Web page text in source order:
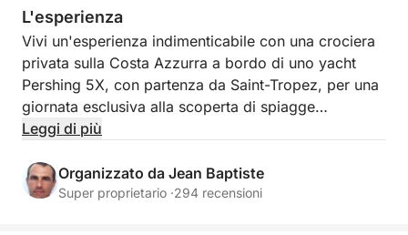
L'esperienza
Vivi un'esperienza indimenticabile con una crociera
privata sulla Costa Azzurra a bordo di uno yacht
Pershing 5X, con partenza da Saint-Tropez, per una
giornata esclusiva alla scoperta di spiagge
leggendarie e calette turchesi.
Questa esperienza nel Mar Mediterraneo combina
navigazione veloce e confortevole, sport acquatici,
Leggi di più
Organizzato da Jean Baptiste
Super proprietario ·294 recensioni